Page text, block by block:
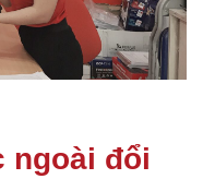
đổi